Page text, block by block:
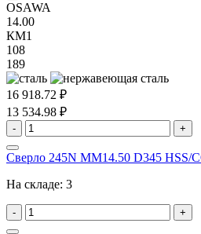
OSAWA
14.00
КМ1
108
189
16 918.72 ₽
13 534.98 ₽
- +
Сверло 245N MM14.50 D345 HSS/
На складе: 3
- +